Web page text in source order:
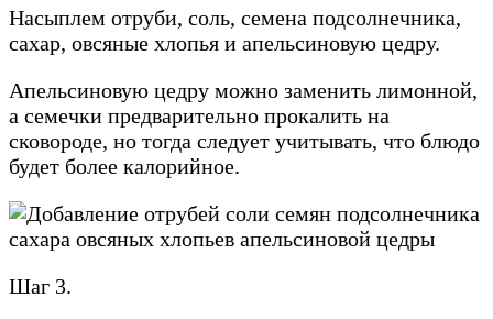
Насыплем отруби, соль, семена подсолнечника,
сахар, овсяные хлопья и апельсиновую цедру.
Апельсиновую цедру можно заменить лимонной,
а семечки предварительно прокалить на
сковороде, но тогда следует учитывать, что блюдо
будет более калорийное.
Шаг 3.